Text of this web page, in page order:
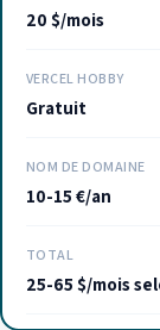
20 $/mois
VERCEL HOBBY
Gratuit
NOM DE DOMAINE
10-15 €/an
TOTAL
25-65 $/mois